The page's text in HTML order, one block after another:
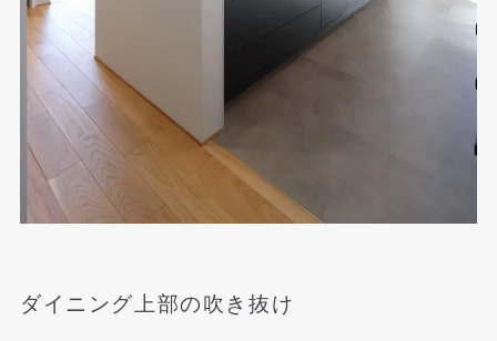
ダイニング上部の吹き抜け